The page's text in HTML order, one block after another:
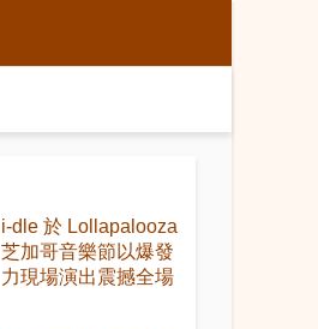
i-dle 於 Lollapalooza
芝加哥音樂節以爆發
力現場演出震撼全場